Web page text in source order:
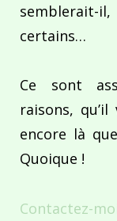
semblerait-
certains…
Ce sont
raisons, qu’il
encore là
Quoique !
Contactez-